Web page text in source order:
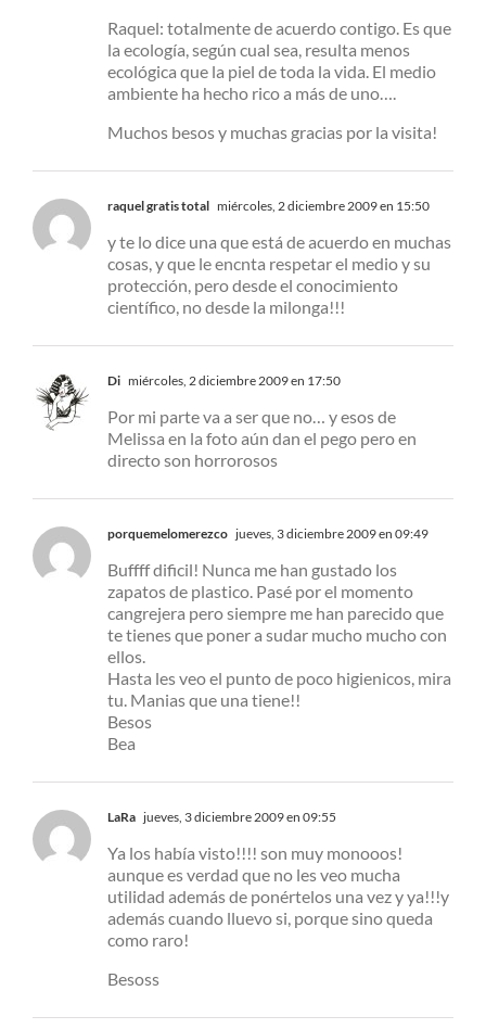
Raquel: totalmente de acuerdo contigo. Es que
la ecología, según cual sea, resulta menos
ecológica que la piel de toda la vida. El medio
ambiente ha hecho rico a más de uno….
Muchos besos y muchas gracias por la visita!
raquel gratis total miércoles, 2 diciembre 2009 en 15:50
y te lo dice una que está de acuerdo en muchas
cosas, y que le encnta respetar el medio y su
protección, pero desde el conocimiento
científico, no desde la milonga!!!
Di miércoles, 2 diciembre 2009 en 17:50
Por mi parte va a ser que no… y esos de
Melissa en la foto aún dan el pego pero en
directo son horrorosos
porquemelomerezco jueves, 3 diciembre 2009 en 09:49
Buffff dificil! Nunca me han gustado los
zapatos de plastico. Pasé por el momento
cangrejera pero siempre me han parecido que
te tienes que poner a sudar mucho mucho con
ellos.
Hasta les veo el punto de poco higienicos, mira
tu. Manias que una tiene!!
Besos
Bea
LaRa jueves, 3 diciembre 2009 en 09:55
Ya los había visto!!!! son muy monooos!
aunque es verdad que no les veo mucha
utilidad además de ponértelos una vez y ya!!!y
además cuando lluevo si, porque sino queda
como raro!
Besoss